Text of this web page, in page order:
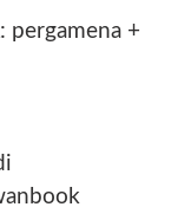
: pergamena +